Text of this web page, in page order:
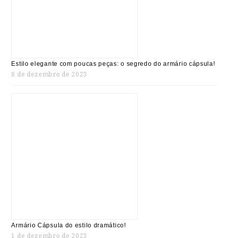
Estilo elegante com poucas peças: o segredo do armário cápsula!
8 de dezembro de 2023
Armário Cápsula do estilo dramático!
1 de dezembro de 2023